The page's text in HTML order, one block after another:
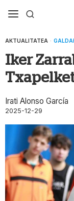
AKTUALITATEA ·
Iker
Irati Alonso García
2025-12-29